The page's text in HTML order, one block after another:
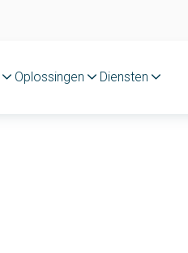
Oplossingen Diensten